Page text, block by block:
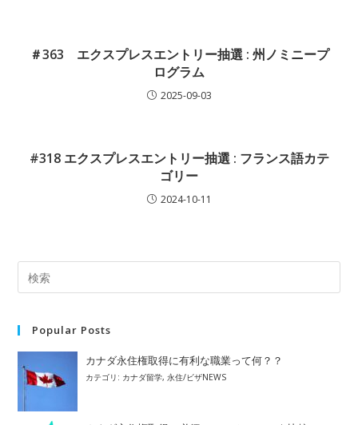
＃363 エクスプレスエントリー抽選 : 州ノミニープ
ログラム
2025-09-03
#318 エクスプレスエントリー抽選 : フランス語カテ
ゴリー
2024-10-11
Popular Posts
カナダ永住権取得に有利な職業って何？？
カテゴリ: カナダ留学,永住/ビザNEWS